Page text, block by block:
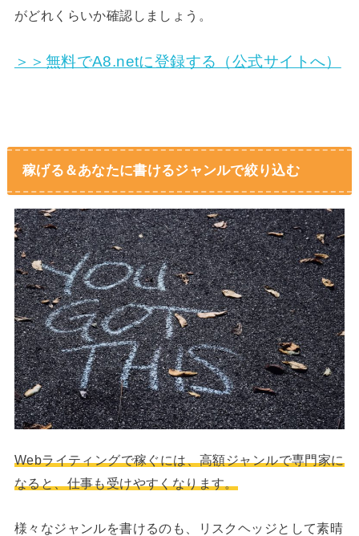
がどれくらいか確認しましょう。
＞＞無料でA8.netに登録する（公式サイトへ）
稼げる＆あなたに書けるジャンルで絞り込む
Webライティングで稼ぐには、高額ジャンルで専門家に
なると、仕事も受けやすくなります。
様々なジャンルを書けるのも、リスクヘッジとして素晴